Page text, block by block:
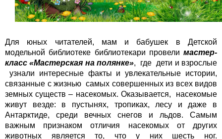
Для юных читателей, мам и бабушек в Детской
модельной библиотеке библиотекари провели мастер-
класс «Мастерская на полянке», где дети и взрослые
узнали интересные факты и увлекательные истории,
связанные с жизнью самых совершенных из всех видов
земных существ – насекомых. Оказывается, насекомые
живут везде: в пустынях, тропиках, лесу и даже в
Антарктиде, среди вечных снегов и льдов. Самым
важным признаком отличия насекомых от других
животных является то, что у них шесть ног.